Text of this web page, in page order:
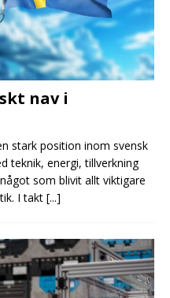
nav i
stark position inom svensk
teknik, energi, tillverkning
som blivit allt viktigare
I takt [...]